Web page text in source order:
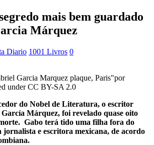
mais bem guardado
Márquez
Diario 1001 Livros 0
Garcia Marquez plaque, Paris"por
under CC BY-SA 2.0
do Nobel de Literatura, o escritor
Márquez, foi revelado quase oito
Gabo terá tido uma filha fora do
jornalista e escritora mexicana, de acordo